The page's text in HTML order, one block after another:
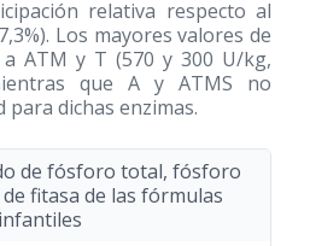
relativa respecto al
Los mayores valores de
ATM y T (570 y 300 U/kg,
que A y ATMS no
dichas enzimas.
de fósforo total, fósforo
fitasa de las fórmulas
infantiles